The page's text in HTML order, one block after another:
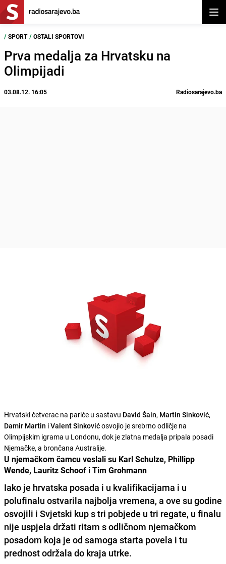
/ SPORT / OSTALI SPORTOVI
Prva medalja za Hrvatsku na
Olimpijadi
03.08.12. 16:05 Radiosarajevo.ba
Hrvatski četverac na pariće u sastavu David Šain, Martin Sinković,
Damir Martin iValent Sinkovićosvojio je srebrno odličje na
Olimpijskim igrama u Londonu, dok je zlatna medalja pripala posadi
Njemačke, a brončana Australije.
U njemačkom čamcu veslali su Karl Schulze, Phillipp
Wende, Lauritz Schoof i Tim Grohmann
Iako je hrvatska posada i u kvalifikacijama i u
polufinalu ostvarila najbolja vremena, a ove su godine
osvojili i Svjetski kups tri pobjede u tri regate, u finalu
nije uspjela držati ritam s odličnom njemačkom
posadom koja je od samoga starta povela i tu
prednost održala do kraja utrke.